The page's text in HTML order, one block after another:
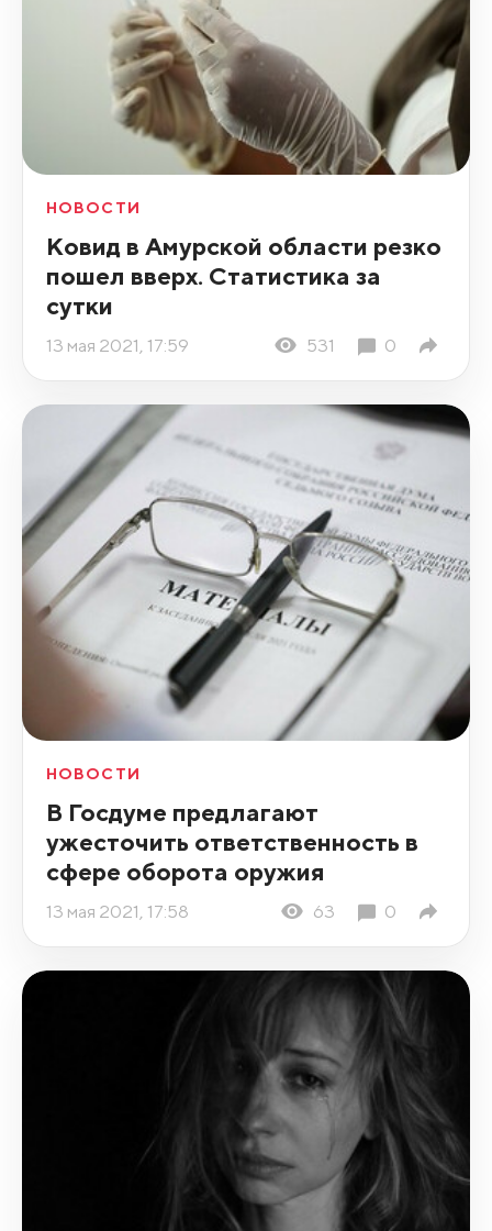
НОВОСТИ
Ковид в Амурской области резко
пошел вверх. Статистика за
сутки
13 мая 2021, 17:59 531 0
НОВОСТИ
В Госдуме предлагают
ужесточить ответственность в
сфере оборота оружия
13 мая 2021, 17:58 63 0